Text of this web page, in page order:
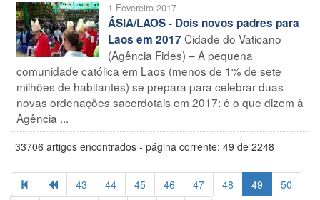
1 Fevereiro 2017
ÁSIA/LAOS - Dois novos padres para
Laos em 2017Cidade do Vaticano
(Agência Fides) – A pequena
comunidade católica em Laos (menos de 1% de sete
milhões de habitantes) se prepara para celebrar duas
novas ordenações sacerdotais em 2017: é o que dizem à
Agência ...
33706 artigos encontrados - página corrente: 49 de 2248
43 44 45 46 47 48 49
50